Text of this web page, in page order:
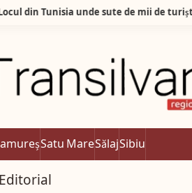
unde sute de mii de turiști vin să
Satu MareSălajSibiu
Editorial